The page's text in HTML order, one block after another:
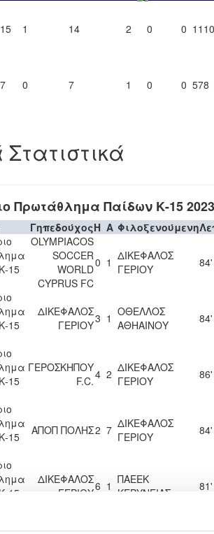
15 1 14 2 0 0 1110
7 0 7 1 0 0 578
Πρωτάθλημα Παίδων Κ-15
ΓηπεδούχοςH A Φιλοξενούμενη
15
OLYMPIACOS
SOCCER
WORLD
CYPRUS FC
0 1 ΔΙΚΕΦΑΛΟΣ
ΓΕΡΙΟΥ
84'
15
ΔΙΚΕΦΑΛΟΣ
ΓΕΡΙΟΥ3 1 ΟΘΕΛΛΟΣ
ΑΘΗΑΙΝΟΥ
84'
15
ΓΕΡΟΣΚΗΠΟΥ
F.C.4 2 ΔΙΚΕΦΑΛΟΣ
ΓΕΡΙΟΥ
86'
15
ΑΠΟΠ ΠΟΛΗΣ2 7 ΔΙΚΕΦΑΛΟΣ
ΓΕΡΙΟΥ
84'
15
ΔΙΚΕΦΑΛΟΣ
ΓΕΡΙΟΥ6 1 ΠΑΕΕΚ
ΚΕΡΥΝΕΙΑΣ
81'
Π.Ο.